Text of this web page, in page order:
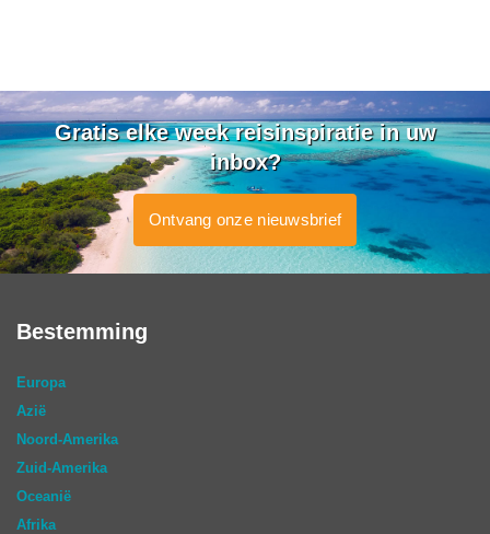
Gratis elke week reisinspiratie in uw
inbox?
Ontvang onze nieuwsbrief
Bestemming
Europa
Azië
Noord-Amerika
Zuid-Amerika
Oceanië
Afrika